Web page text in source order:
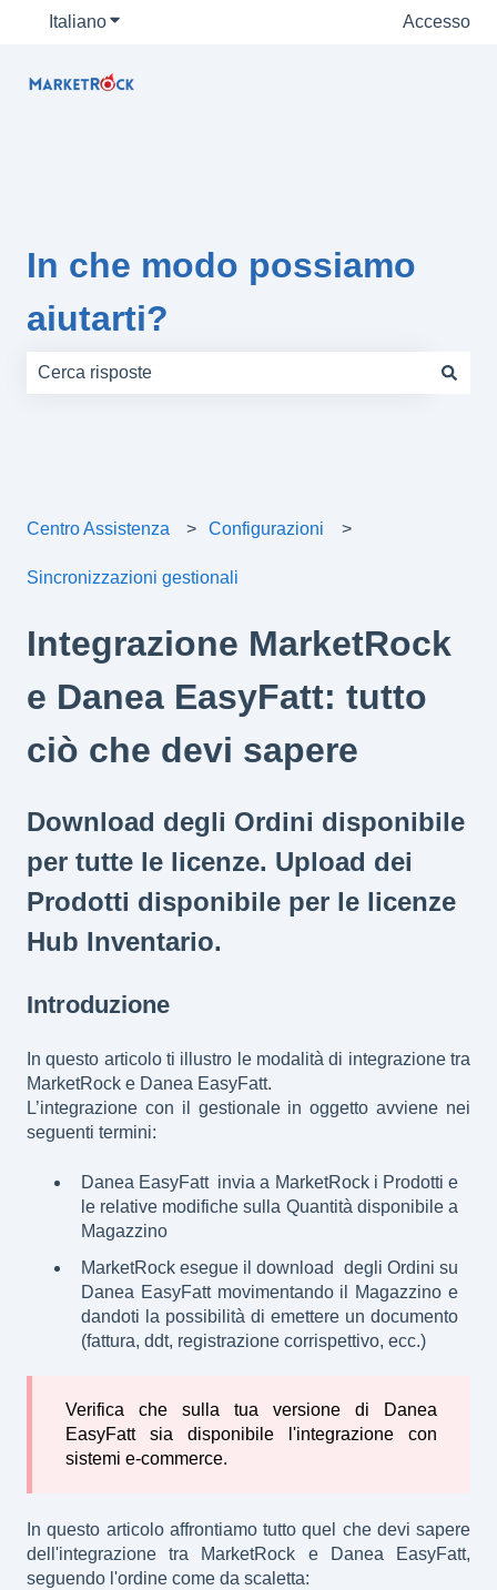
ItalianoMostra sottomenu per le traduzioni Accesso
In che modo possiamo
aiutarti?
Centro Assistenza Configurazioni
Sincronizzazioni gestionali
Integrazione MarketRock
e Danea EasyFatt: tutto
ciò che devi sapere
Download degli Ordini disponibile
per tutte le licenze. Upload dei
Prodotti disponibile per le licenze
Hub Inventario.
Introduzione
In questo articolo ti illustro le modalità di integrazione tra
MarketRock e Danea EasyFatt.
L’integrazione con il gestionale in oggetto avviene nei
seguenti termini:
Danea EasyFatt invia a MarketRock i Prodotti e
le relative modifiche sulla Quantità disponibile a
Magazzino
MarketRock esegue il download degli Ordini su
Danea EasyFatt movimentando il Magazzino e
dandoti la possibilità di emettere un documento
(fattura, ddt, registrazione corrispettivo, ecc.)
Verifica che sulla tua versione di Danea
EasyFatt sia disponibile l'integrazione con
sistemi e-commerce.
In questo articolo affrontiamo tutto quel che devi sapere
dell'integrazione tra MarketRock e Danea EasyFatt,
seguendo l'ordine come da scaletta: